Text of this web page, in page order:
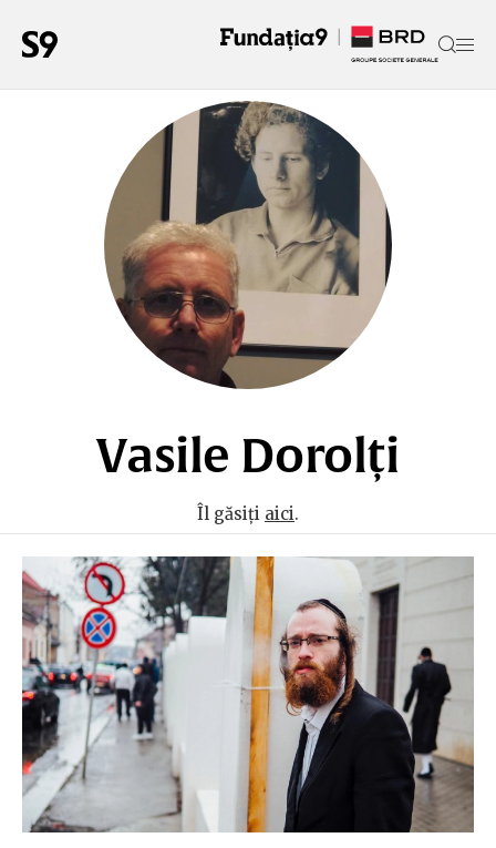
Vasile Dorolți
Îl găsiți aici.